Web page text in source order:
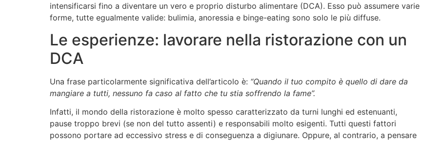
intensificarsi fino a diventare un vero e proprio disturbo alimentare (DCA). Esso può assumere varie
forme, tutte egualmente valide: bulimia, anoressia e binge-eating sono solo le più diffuse.
Le esperienze: lavorare nella ristorazione con un
DCA
Una frase particolarmente significativa dell’articolo è: “Quando il tuo compito è quello di dare da
mangiare a tutti, nessuno fa caso al fatto che tu stia soffrendo la fame”.
Infatti, il mondo della ristorazione è molto spesso caratterizzato da turni lunghi ed estenuanti,
pause troppo brevi (se non del tutto assenti) e responsabili molto esigenti. Tutti questi fattori
possono portare ad eccessivo stress e di conseguenza a digiunare. Oppure, al contrario, a pensare